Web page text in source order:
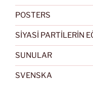
POSTERS
SİYASİ PARTİLERİN
SUNULAR
SVENSKA